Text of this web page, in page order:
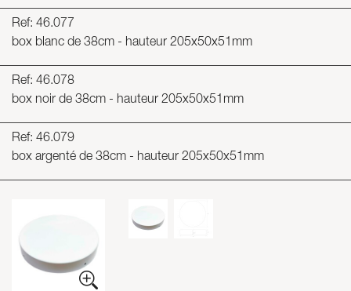
Ref: 46.077
box blanc de 38cm - hauteur 205x50x51mm
Ref: 46.078
box noir de 38cm - hauteur 205x50x51mm
Ref: 46.079
box argenté de 38cm - hauteur 205x50x51mm